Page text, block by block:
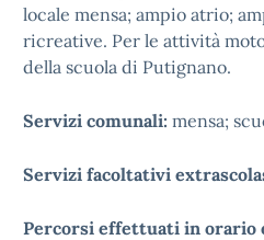
locale mensa; ampio atrio;
ricreative. Per le attività
della scuola di Putignano.
Servizi comunali: mensa;
Servizi facoltativi
Percorsi effettuati in orario